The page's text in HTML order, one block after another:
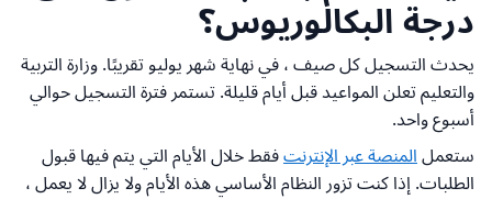
درجة البكالوريوس؟
يحدث التسجيل كل صيف ، في نهاية شهر يوليو تقريبًا. وزارة التربية
والتعليم تعلن المواعيد قبل أيام قليلة. تستمر فترة التسجيل حوالي
أسبوع واحد.
ستعملالمنصة عبر الإنترنتفقط خلال الأيام التي يتم فيها قبول
الطلبات. إذا كنت تزور النظام الأساسي هذه الأيام ولا يزال لا يعمل ،